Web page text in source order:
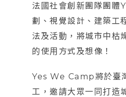
法國社會創新團隊團
劃、視覺設計、建築工
法及活動，將城市中枯
的使用方式及想像！
Yes We Camp將於臺
工，邀請大眾一同打造